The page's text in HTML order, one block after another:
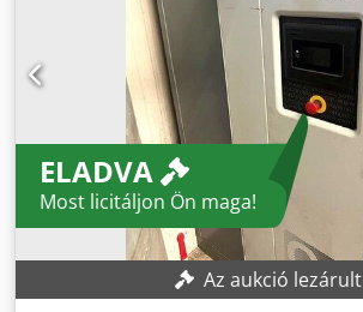
ELADVA
Most licitáljon Ön maga!
Az aukció lezárult